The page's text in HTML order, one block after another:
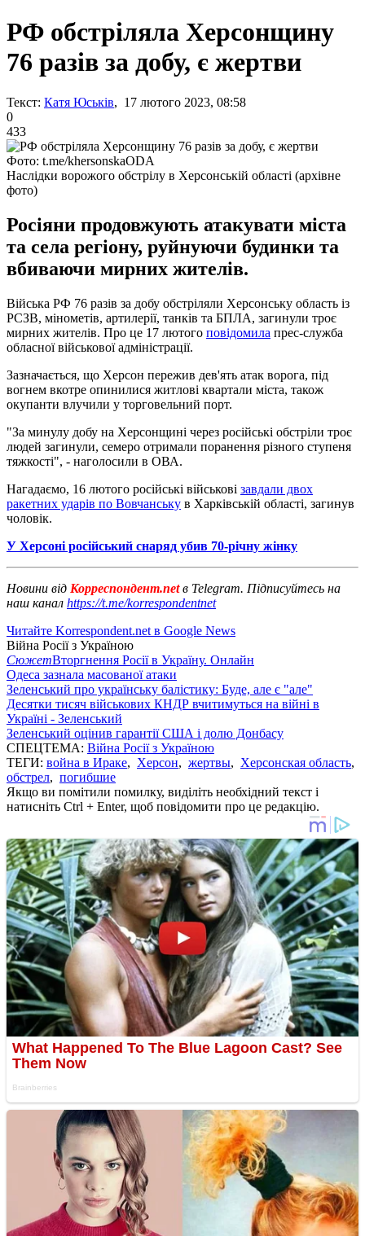
РФ обстріляла Херсонщину
76 разів за добу, є жертви
Текст: Катя Юськів, 17 лютого 2023, 08:58
0
433
Фото: t.me/khersonskaODA
Наслідки ворожого обстрілу в Херсонській області (архівне
фото)
Росіяни продовжують атакувати міста
та села регіону, руйнуючи будинки та
вбиваючи мирних жителів.
Війська РФ 76 разів за добу обстріляли Херсонську область із
РСЗВ, мінометів, артилерії, танків та БПЛА, загинули троє
мирних жителів. Про це 17 лютого повідомила прес-служба
обласної військової адміністрації.
Зазначається, що Херсон пережив дев'ять атак ворога, під
вогнем вкотре опинилися житлові квартали міста, також
окупанти влучили у торговельний порт.
"За минулу добу на Херсонщині через російські обстріли троє
людей загинули, семеро отримали поранення різного ступеня
тяжкості", - наголосили в ОВА.
Нагадаємо, 16 лютого російські військові завдали двох
ракетних ударів по Вовчанську в Харківській області, загинув
чоловік.
У Херсоні російський снаряд убив 70-річну жінку
Новини від Корреспондент.netв Telegram. Підписуйтесь на
наш канал https://t.me/korrespondentnet
Читайте Korrespondent.net в Google News
Війна Росії з Україною
СюжетВторгнення Росії в Україну. Онлайн
Одеса зазнала масованої атаки
Зеленський про українську балістику: Буде, але є "але"
Десятки тисяч військових КНДР вчитимуться на війні в
Україні - Зеленський
Зеленський оцінив гарантії США і долю Донбасу
СПЕЦТЕМА: Війна Росії з Україною
ТЕГИ: война в Ираке, Херсон, жертвы, Херсонская область,
обстрел, погибшие
Якщо ви помітили помилку, виділіть необхідний текст і
натисніть Ctrl + Enter, щоб повідомити про це редакцію.